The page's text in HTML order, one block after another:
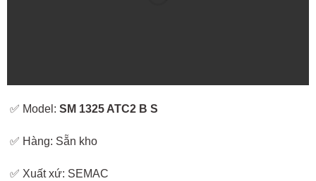
✅ Model:SM 1325 ATC2 B S
✅ Hàng: Sẵn kho
✅ Xuất xứ: SEMAC